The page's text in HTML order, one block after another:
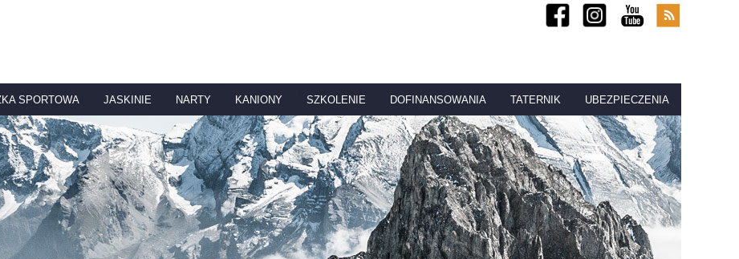
SPORTOWA JASKINIE NARTY KANIONY SZKOLENIE DOFINANSOWANIA TATERNIK UBEZPIECZENIA